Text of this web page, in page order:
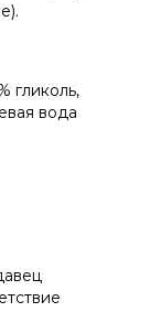
гликоль,
вода